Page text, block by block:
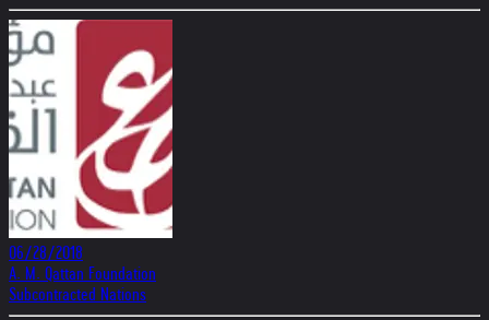
06/28/2018
A. M. Qattan Foundation
Subcontracted Nations